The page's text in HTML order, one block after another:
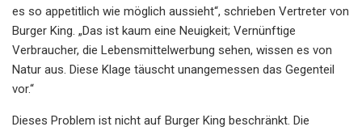
es so appetitlich wie möglich aussieht“, schrieben Vertreter von
Burger King. „Das ist kaum eine Neuigkeit; Vernünftige
Verbraucher, die Lebensmittelwerbung sehen, wissen es von
Natur aus. Diese Klage täuscht unangemessen das Gegenteil
vor.“
Dieses Problem ist nicht auf Burger King beschränkt. Die